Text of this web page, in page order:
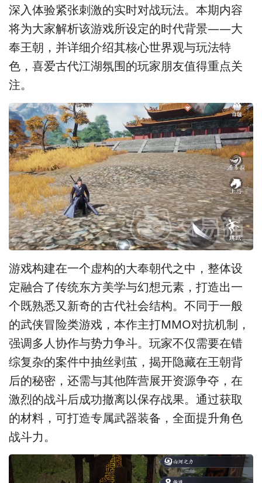
深入体验紧张刺激的实时对战玩法。本期内容
将为大家解析该游戏所设定的时代背景——大
奉王朝，并详细介绍其核心世界观与玩法特
色，喜爱古代江湖氛围的玩家朋友值得重点关
注。
游戏构建在一个虚构的大奉朝代之中，整体设
定融合了传统东方美学与幻想元素，打造出一
个既熟悉又新奇的古代社会结构。不同于一般
的武侠冒险类游戏，本作主打MMO对抗机制，
强调多人协作与势力争斗。玩家不仅需要在错
综复杂的案件中抽丝剥茧，揭开隐藏在王朝背
后的秘密，还需与其他阵营展开资源争夺，在
激烈的战斗后成功撤离以保存战果。通过获取
的材料，可打造专属武器装备，全面提升角色
战斗力。